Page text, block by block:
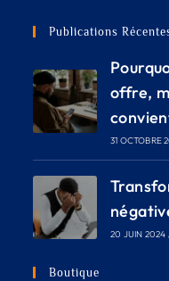
Publications
offre,
31 OCTOBRE
20 JUIN 2024
Boutique